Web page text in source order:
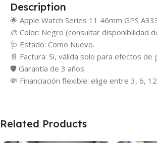
Description
🌟 Apple Watch Series 11 46mm GPS
🎨 Color: Negro (consultar disponibilidad
🩺 Estado: Como Nuevo.
📄 Factura: Si, válida solo para efectos de
🛡️ Garantía de 3 años.
💸 Financiación flexible: elige entre 3, 6,
Related Products